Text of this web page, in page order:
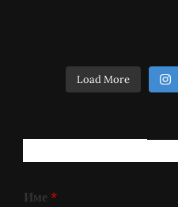
Load More
Име *